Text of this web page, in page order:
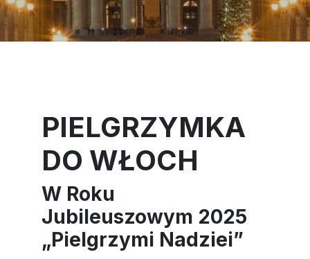
PIELGRZYMKA
DO WŁOCH
W Roku
Jubileuszowym 2025
„Pielgrzymi Nadziei”